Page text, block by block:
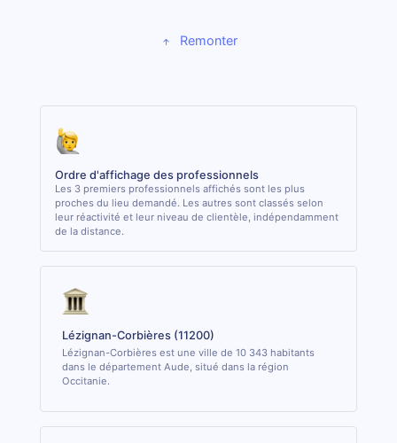
Remonter
Ordre d'affichage des professionnels
Les 3 premiers professionnels affichés sont les plus
proches du lieu demandé. Les autres sont classés selon
leur réactivité et leur niveau de clientèle, indépendamment
de la distance.
Lézignan-Corbières (11200)
Lézignan-Corbières est une ville de 10 343 habitants
dans le département Aude, situé dans la région
Occitanie.